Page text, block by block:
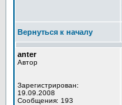
Вернуться к началу
anter
Автор
Зарегистрирован:
19.09.2008
Сообщения: 193